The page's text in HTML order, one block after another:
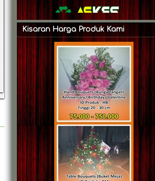
Kisaran Harga Produk Kami